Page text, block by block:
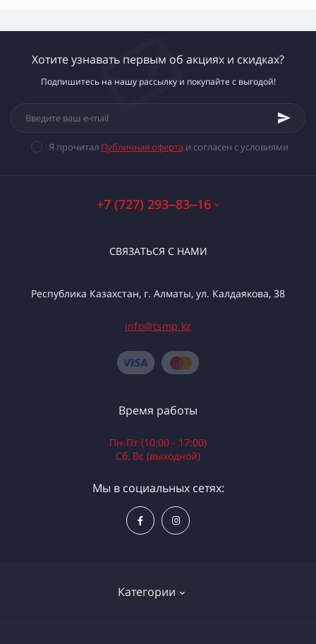
Хотите узнавать первым об акциях и скидках?
Подпишитесь на нашу рассылку и покупайте с выгодой!
Я прочитал Публичная оферта и согласен с условиями
+7 (727) 293‒83‒16
СВЯЗАТЬСЯ С НАМИ
Республика Казахстан, г. Алматы, ул. Калдаякова, 38
info@tsmp.kz
Категории
Время работы
Пн-Пт (10:00 - 17:00)
Сб, Вс (выходной)
Мы в социальных сетях: